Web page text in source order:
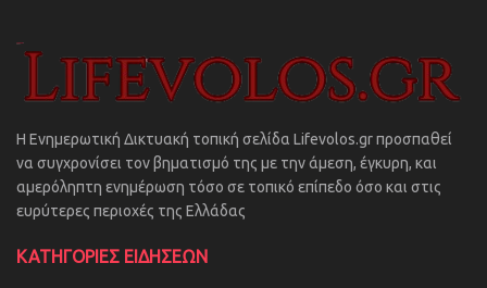
Η Ενημερωτική Δικτυακή τοπική σελίδα Lifevolos.gr προσπαθεί
να συγχρονίσει τον βηματισμό της με την άμεση, έγκυρη, και
αμερόληπτη ενημέρωση τόσο σε τοπικό επίπεδο όσο και στις
ευρύτερες περιοχές της Ελλάδας
ΚΑΤΗΓΟΡΙΕΣ ΕΙΔΗΣΕΩΝ